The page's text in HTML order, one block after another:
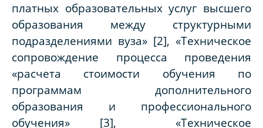
платных образовательных услуг высшего
образования между структурными
подразделениями вуза» [2], «Техническое
сопровождение процесса проведения
«расчета стоимости обучения по
программам дополнительного
образования и профессионального
обучения» [3], «Техническое